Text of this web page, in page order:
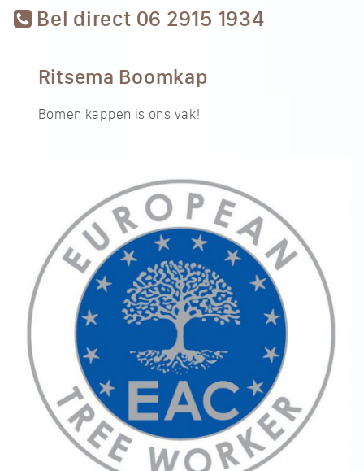
Bel direct 06 2915 1934
Ritsema Boomkap
Bomen kappen is ons vak!